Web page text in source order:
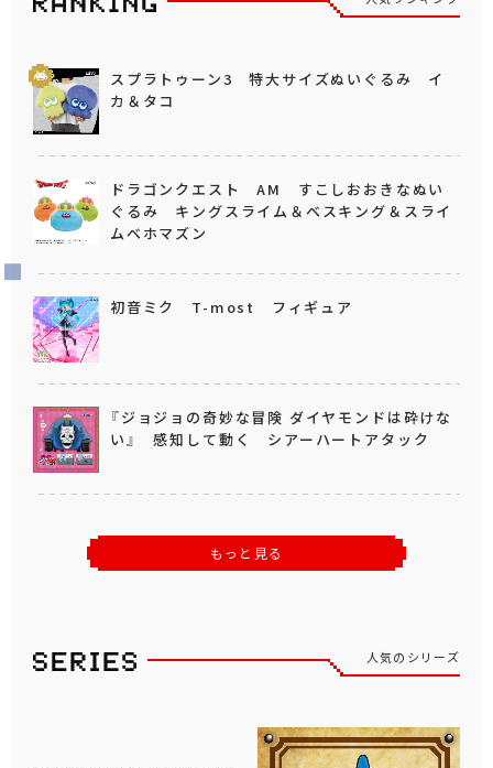
スプラトゥーン3 特大サイズぬいぐるみ イ
カ＆タコ
ドラゴンクエスト AM すこしおおきなぬい
ぐるみ キングスライム＆ベスキング＆スライ
ムベホマズン
初音ミク T-most フィギュア
『ジョジョの奇妙な冒険 ダイヤモンドは砕けな
い』 感知して動く シアーハートアタック
もっと見る
人気のシリーズ